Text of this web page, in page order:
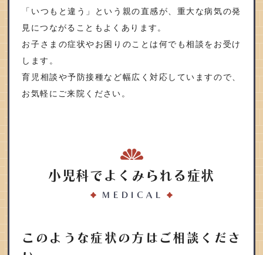
「いつもと違う」という親の直感が、重大な病気の発
見につながることもよくあります。
お子さまの症状やお困りのことは何でも相談をお受け
します。
育児相談や予防接種など幅広く対応していますので、
お気軽にご来院ください。
小児科でよくみられる症状
MEDICAL
このような症状の方はご相談くださ